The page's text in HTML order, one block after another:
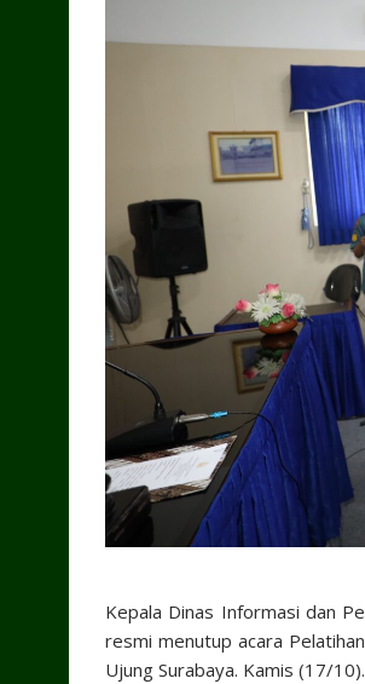
Kepala Dinas Informasi dan
resmi menutup acara
Ujung Surabaya. Kamis (17/10).